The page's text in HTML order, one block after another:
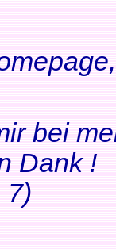
bei
Dank !
7)